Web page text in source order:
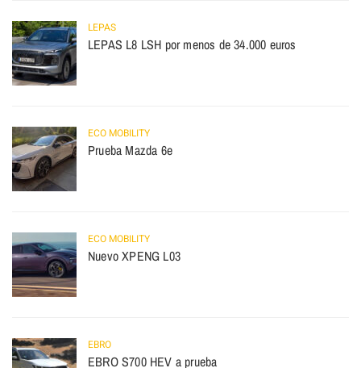
LEPAS
LEPAS L8 LSH por menos de 34.000 euros
ECO MOBILITY
Prueba Mazda 6e
ECO MOBILITY
Nuevo XPENG L03
EBRO
EBRO S700 HEV a prueba